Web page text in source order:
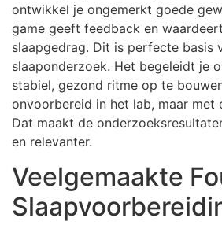
ontwikkel je ongemerkt goede
game geeft feedback en
slaapgedrag. Dit is perfecte basis
slaaponderzoek. Het begeleidt je
stabiel, gezond ritme op te
onvoorbereid in het lab, maar met
Dat maakt de
en relevanter.
Veelgemaakte